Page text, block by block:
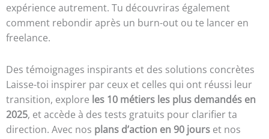
expérience autrement. Tu découvriras également
comment rebondir après un burn-out ou te lancer en
freelance.
Des témoignages inspirants et des solutions concrètes
Laisse-toi inspirer par ceux et celles qui ont réussi leur
transition, explore les 10 métiers les plus demandés en
2025, et accède à des tests gratuits pour clarifier ta
direction. Avec nos plans d’action en 90 jours et nos